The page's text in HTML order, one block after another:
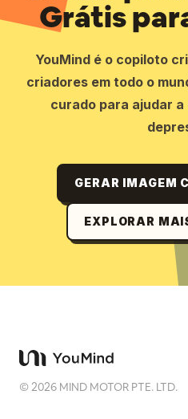
Grátis
YouMind é o copiloto
criadores em todo o
curado para ajudar
GERAR IMAGEM
EXPLORAR
©2026 MIND MOTOR PTE. LTD.